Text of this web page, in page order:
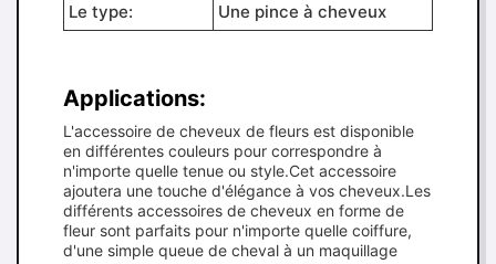
Le type:
Une pince à cheveux
Applications:
L'accessoire de cheveux de fleurs est disponible
en différentes couleurs pour correspondre à
n'importe quelle tenue ou style.Cet accessoire
ajoutera une touche d'élégance à vos cheveux.Les
différents accessoires de cheveux en forme de
fleur sont parfaits pour n'importe quelle coiffure,
d'une simple queue de cheval à un maquillage